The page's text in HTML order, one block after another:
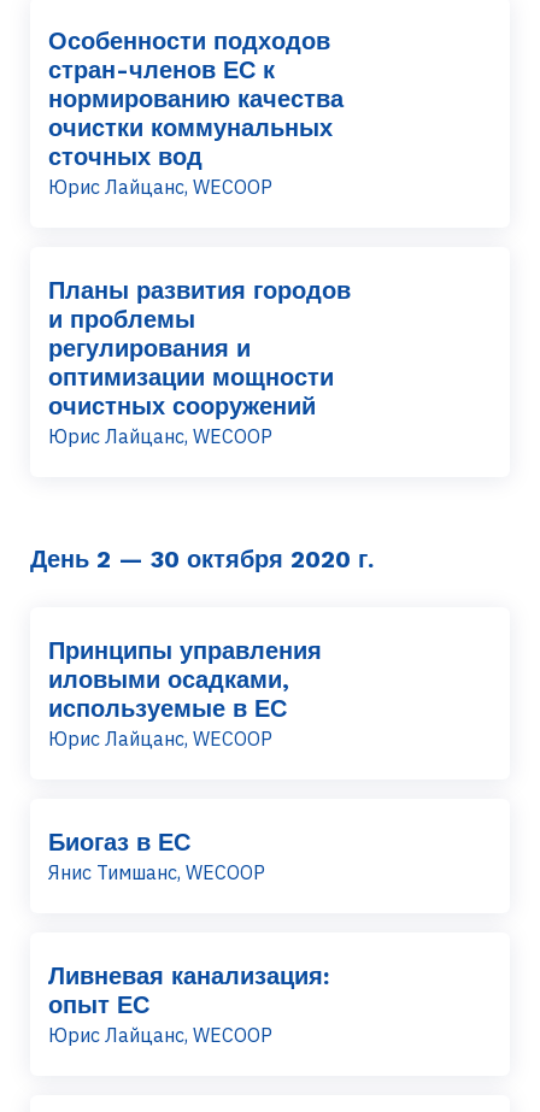
Особенности подходов
стран-членов ЕС к
нормированию качества
очистки коммунальных
сточных вод
Юрис Лайцанс, WECOOP
Планы развития городов
и проблемы
регулирования и
оптимизации мощности
очистных сооружений
Юрис Лайцанс, WECOOP
День 2 — 30 октября 2020 г.
Принципы управления
иловыми осадками,
используемые в ЕС
Юрис Лайцанс, WECOOP
Биогаз в ЕС
Янис Тимшанс, WECOOP
Ливневая канализация:
опыт ЕС
Юрис Лайцанс, WECOOP